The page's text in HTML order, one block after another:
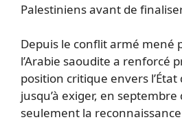
Palestiniens avant de
Depuis le conflit armé mené
l’Arabie saoudite a renforcé
position critique envers l’État
jusqu’à exiger, en
seulement la reconnaissance